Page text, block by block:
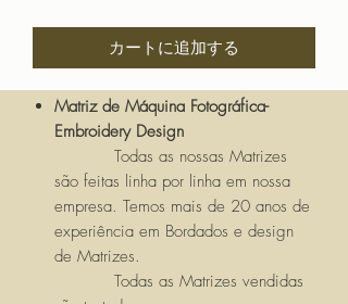
カートに追加する
Matriz de Máquina Fotográfica-
Embroidery Design
Todas as nossas Matrizes
são feitas linha por linha em nossa
empresa. Temos mais de 20 anos de
experiência em Bordados e design
de Matrizes.
Todas as Matrizes vendidas